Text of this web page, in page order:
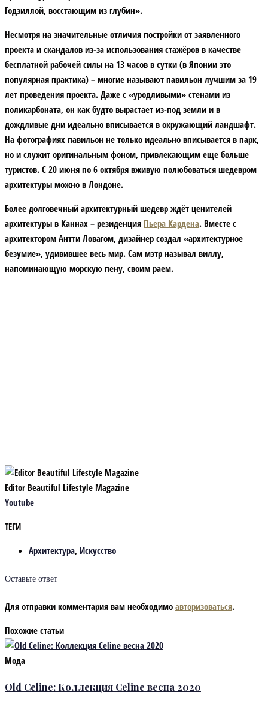
Годзиллой, восстающим из глубин».
Несмотря на значительные отличия постройки от заявленного
проекта и скандалов из-за использования стажёров в качестве
бесплатной рабочей силы на 13 часов в сутки (в Японии это
популярная практика) – многие называют павильон лучшим за 19
лет проведения проекта. Даже с «уродливыми» стенами из
поликарбоната, он как будто вырастает из-под земли и в
дождливые дни идеально вписывается в окружающий ландшафт.
На фотографиях павильон не только идеально вписывается в парк,
но и служит оригинальным фоном, привлекающим еще больше
туристов. С 20 июня по 6 октября вживую полюбоваться шедевром
архитектуры можно в Лондоне.
Более долговечный архитектурный шедевр ждёт ценителей
архитектуры в Каннах – резиденция Пьера Кардена. Вместе с
архитектором Антти Ловагом, дизайнер создал «архитектурное
безумие», удивившее весь мир. Сам мэтр называл виллу,
напоминающую морскую пену, своим раем.
Editor Beautiful Lifestyle Magazine
Youtube
ТЕГИ
Архитектура, Искусство
Оставьте ответ
Для отправки комментария вам необходимо авторизоваться.
Похожие статьи
Мода
Old Celine: Коллекция Celine весна 2020